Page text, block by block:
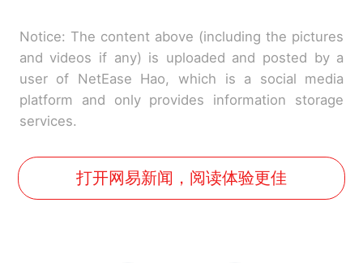
Notice: The content above (including the pictures
and videos if any) is uploaded and posted by a
user of NetEase Hao, which is a social media
platform and only provides information storage
services.
打开网易新闻，阅读体验更佳